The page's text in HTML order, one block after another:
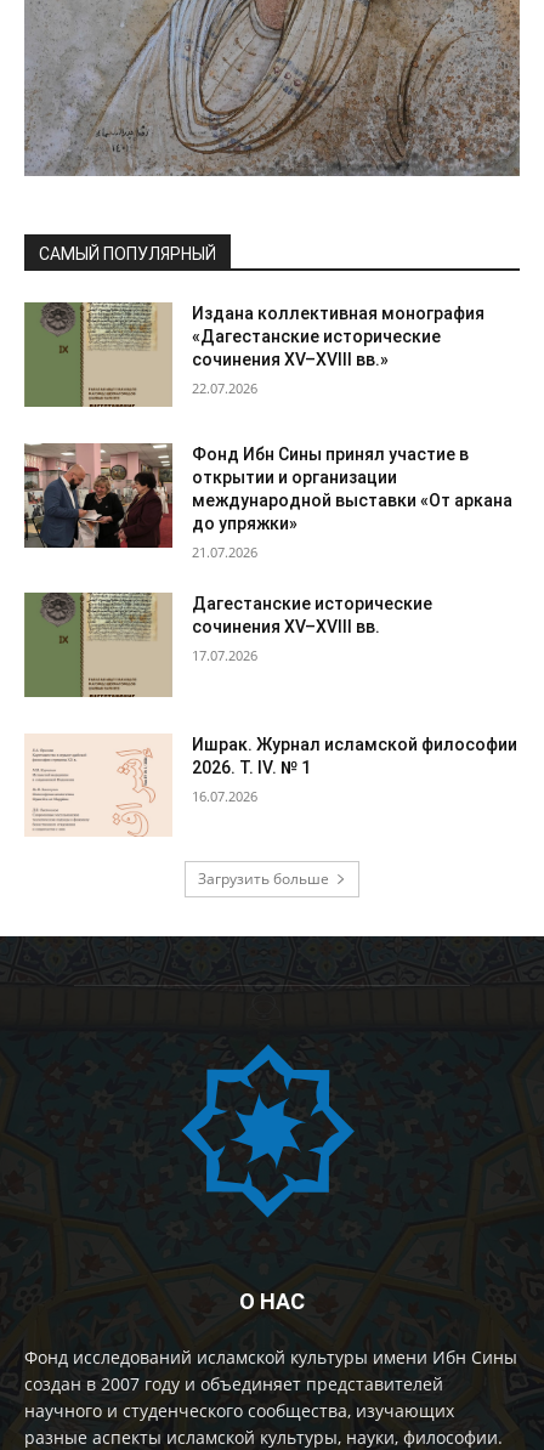
САМЫЙ ПОПУЛЯРНЫЙ
Издана коллективная монография
«Дагестанские исторические
сочинения XV–XVIII вв.»
22.07.2026
Фонд Ибн Сины принял участие в
открытии и организации
международной выставки «От аркана
до упряжки»
21.07.2026
Дагестанские исторические
сочинения XV–XVIII вв.
17.07.2026
Ишрак. Журнал исламской философии
2026. Т. IV. № 1
16.07.2026
Загрузить больше
О НАС
Фонд исследований исламской культуры имени Ибн Сины
создан в 2007 году и объединяет представителей
научного и студенческого сообщества, изучающих
разные аспекты исламской культуры, науки, философии.